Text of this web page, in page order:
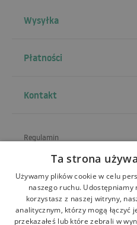
Wysyłka
Płatności
Kontakt
Regulamin
Wysyłka
Zwroty i reklamacje
Ta strona
Używamy plików cookie w celu
naszego ruchu.
korzystasz z naszej witryny,
analitycznym, którzy mogą
przekazałeś lub które zebrali w